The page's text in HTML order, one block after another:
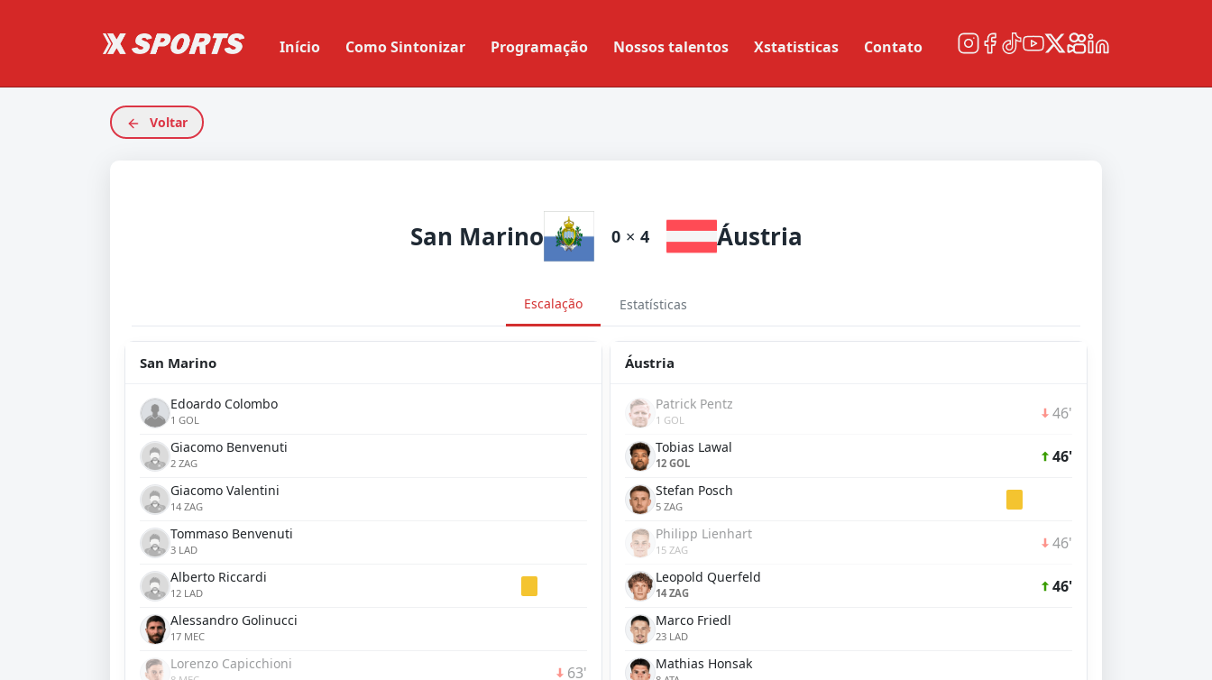
Início Como Sintonizar Programação Nossos talentos Xstatisticas Contato
Voltar
San Marino 0 × 4 Áustria
Escalação Estatísticas
San Marino
Edoardo Colombo
1 GOL
Giacomo Benvenuti
2 ZAG
Giacomo Valentini
14 ZAG
Tommaso Benvenuti
3 LAD
Alberto Riccardi
12 LAD
Alessandro Golinucci
17 MEC
Lorenzo Capicchioni 63'
Áustria
Patrick Pentz
1 GOL 46'
Tobias Lawal
12 GOL 46'
Stefan Posch
5 ZAG
Philipp Lienhart
15 ZAG 46'
Leopold Querfeld
14 ZAG 46'
Marco Friedl
23 LAD
Mathias Honsak